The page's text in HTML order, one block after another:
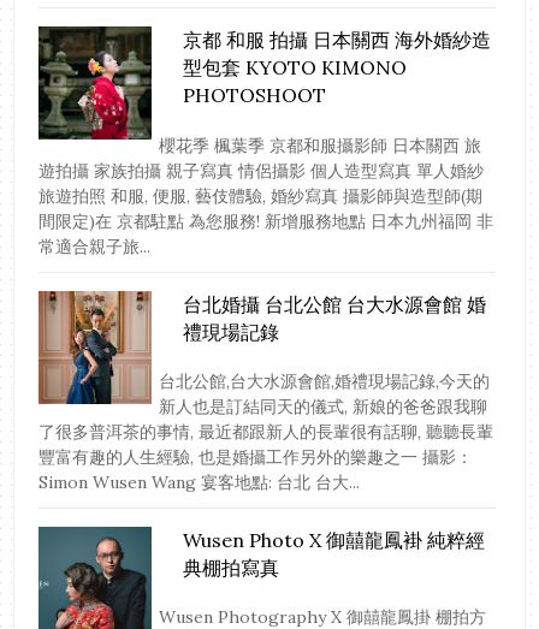
京都 和服 拍攝 日本關西 海外婚紗造
型包套 KYOTO KIMONO
PHOTOSHOOT
櫻花季 楓葉季 京都和服攝影師 日本關西 旅
遊拍攝 家族拍攝 親子寫真 情侶攝影 個人造型寫真 單人婚紗
旅遊拍照 和服, 便服, 藝伎體驗, 婚紗寫真 攝影師與造型師(期
間限定)在 京都駐點 為您服務! 新增服務地點 日本九州福岡 非
常適合親子旅...
台北婚攝 台北公館 台大水源會館 婚
禮現場記錄
台北公館,台大水源會館,婚禮現場記錄,今天的
新人也是訂結同天的儀式, 新娘的爸爸跟我聊
了很多普洱茶的事情, 最近都跟新人的長輩很有話聊, 聽聽長輩
豐富有趣的人生經驗, 也是婚攝工作另外的樂趣之一 攝影：
Simon Wusen Wang 宴客地點: 台北 台大...
Wusen Photo X 御囍龍鳳褂 純粹經
典棚拍寫真
Wusen Photography X 御囍龍鳳掛 棚拍方